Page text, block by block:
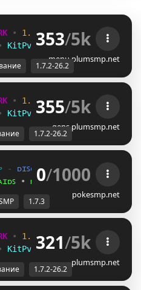
• 1.7.2 ➜ 26.2
KitPvP • Lifesteal
353/5k
menu.plumsmp.net
1.7.2-26.2
• 1.7.2 ➜ 26.2
KitPvP • Lifesteal
355/5k
gens.plumsmp.net
1.7.2-26.2
- ᴅɪꜱᴄᴏʀᴅ.ᴘᴏᴋᴇꜱᴍᴘ.ɴᴇᴛ
• ᴍᴇɢᴀꜱ • ᴢ ᴍᴏᴠᴇꜱ •
0/1000
pokesmp.net
1.7.3
• 1.7.2 ➜ 26.2
KitPvP • Lifesteal
321/5k
plumsmp.net
1.7.2-26.2